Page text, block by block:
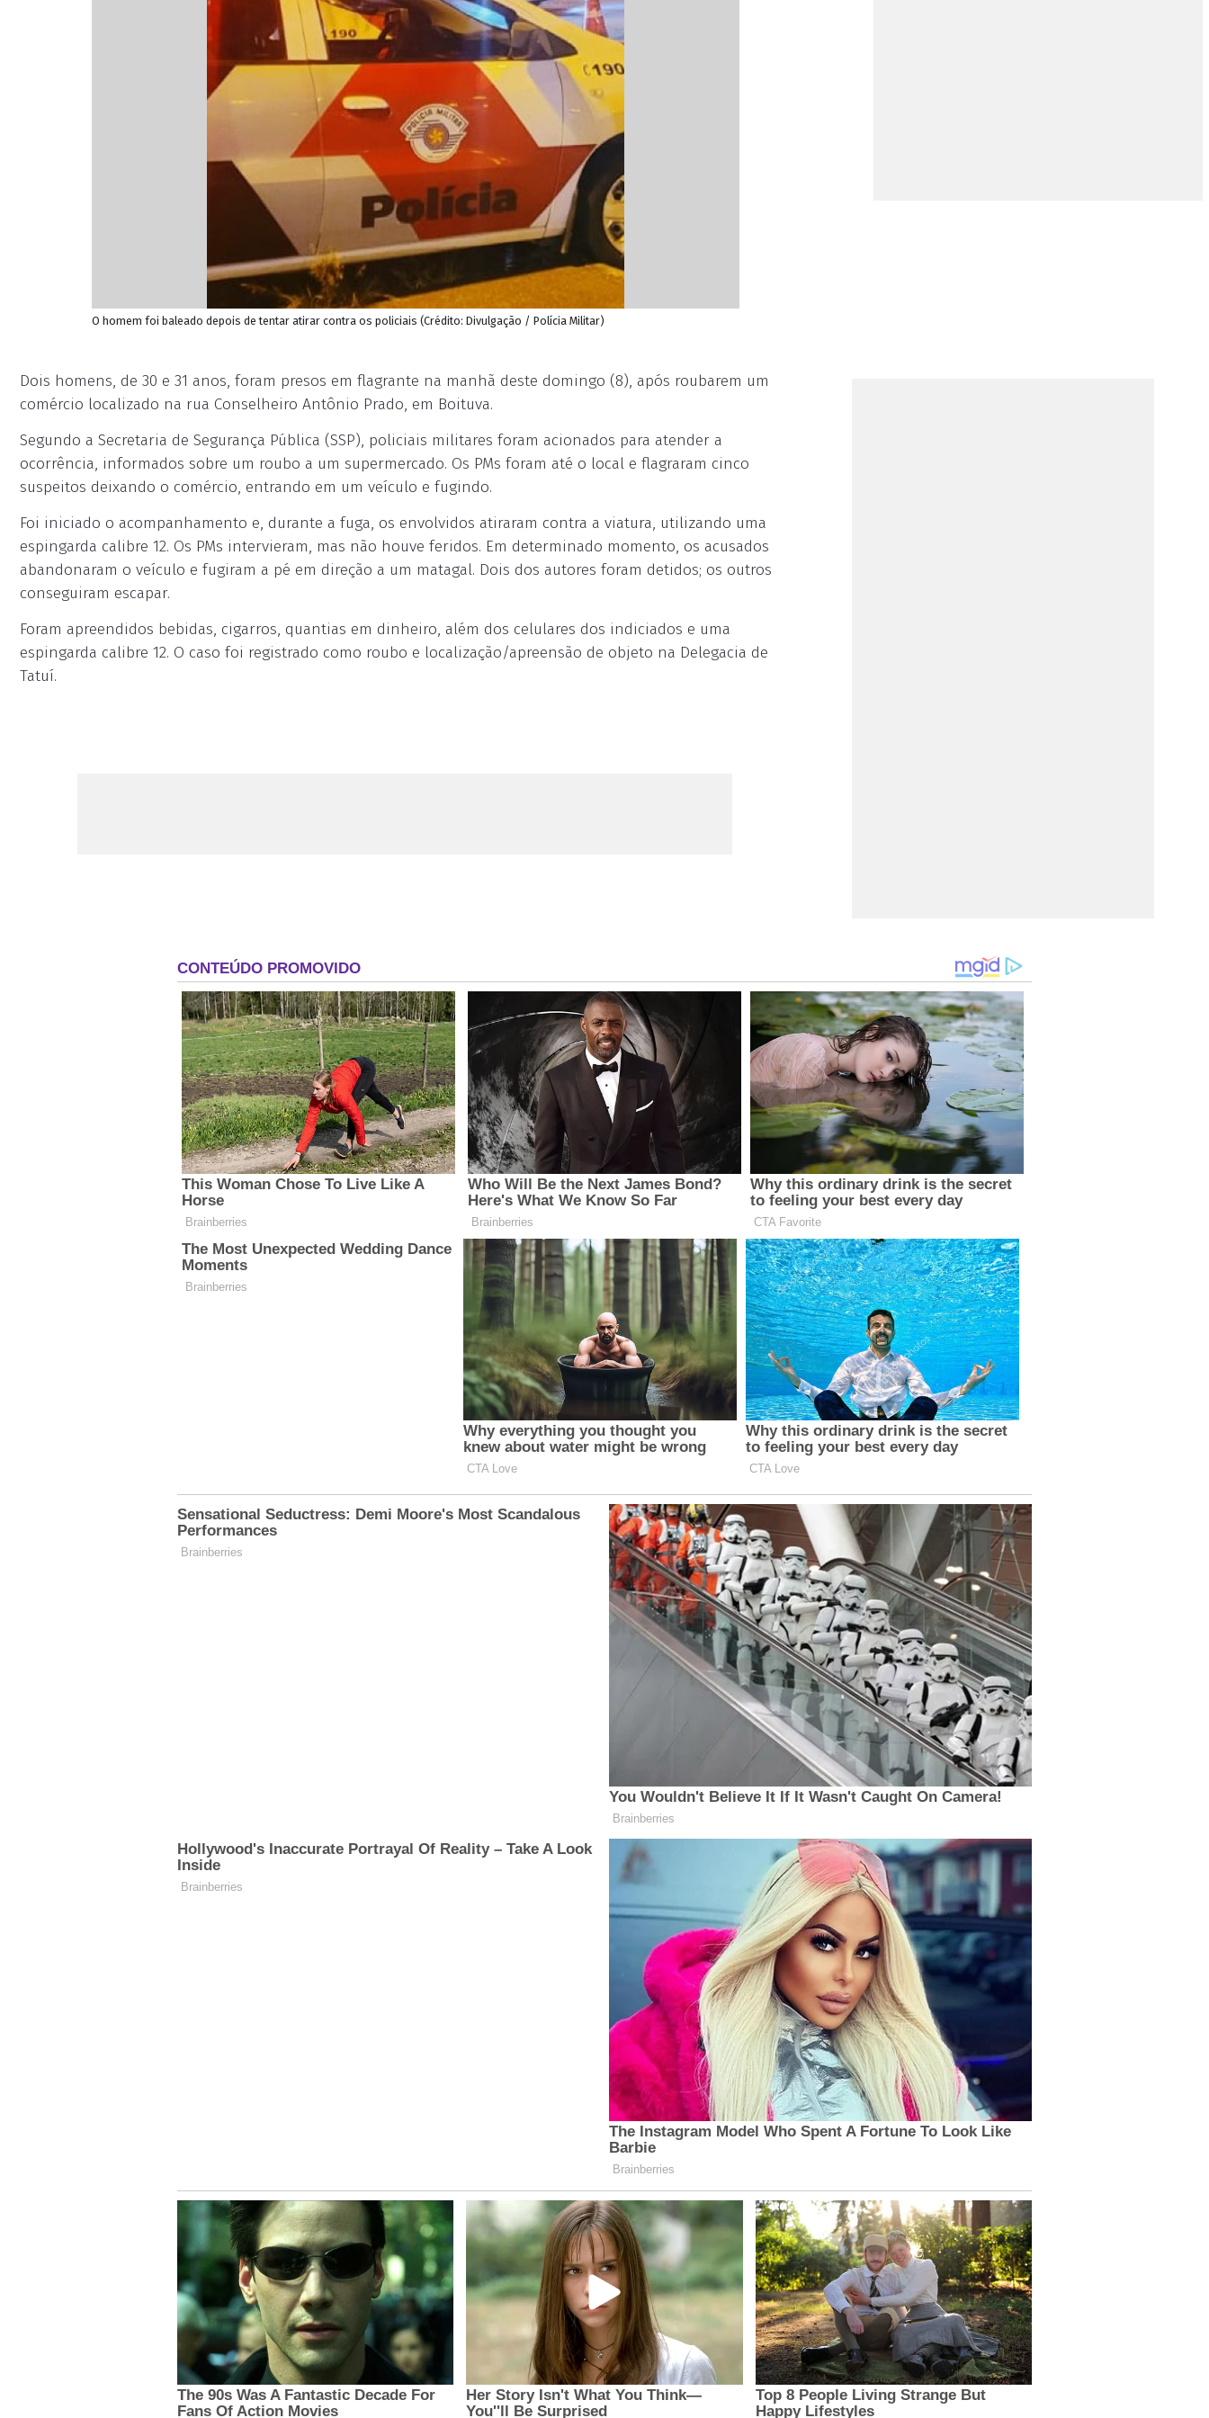
O homem foi baleado depois de tentar atirar contra os policiais (Crédito: Divulgação / Polícia Militar)
Dois homens, de 30 e 31 anos, foram presos em flagrante na manhã deste domingo (8), após roubarem um
comércio localizado na rua Conselheiro Antônio Prado, em Boituva.
Segundo a Secretaria de Segurança Pública (SSP), policiais militares foram acionados para atender a
ocorrência, informados sobre um roubo a um supermercado. Os PMs foram até o local e flagraram cinco
suspeitos deixando o comércio, entrando em um veículo e fugindo.
Foi iniciado o acompanhamento e, durante a fuga, os envolvidos atiraram contra a viatura, utilizando uma
espingarda calibre 12. Os PMs intervieram, mas não houve feridos. Em determinado momento, os acusados
abandonaram o veículo e fugiram a pé em direção a um matagal. Dois dos autores foram detidos; os outros
conseguiram escapar.
Foram apreendidos bebidas, cigarros, quantias em dinheiro, além dos celulares dos indiciados e uma
espingarda calibre 12. O caso foi registrado como roubo e localização/apreensão de objeto na Delegacia de
Tatuí.